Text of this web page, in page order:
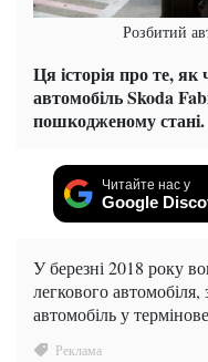
Розбитий
Ця історія про те,
автомобіль Skoda
пошкодженому стані.
Читайте нас у
Google
У березні 2018 року
легкового
автомобіль у